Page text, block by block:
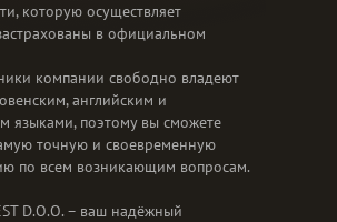
которую осуществляет
в официальном
компании свободно владеют
английским и
языками, поэтому вы сможете
точную и своевременную
по всем возникающим вопросам.
D.O.O. – ваш надёжный